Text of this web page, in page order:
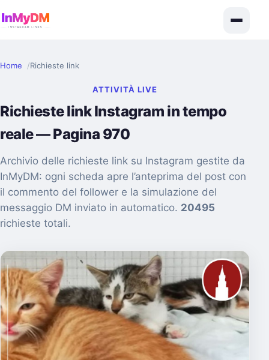
Home Richieste link
ATTIVITÀ LIVE
Richieste link Instagram in tempo
reale — Pagina 970
Archivio delle richieste link su Instagram gestite da
InMyDM: ogni scheda apre l’anteprima del post con
il commento del follower e la simulazione del
messaggio DM inviato in automatico. 20495
richieste totali.